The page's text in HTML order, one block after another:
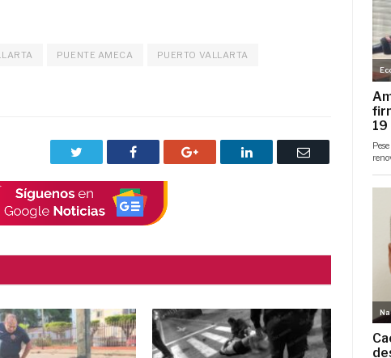
PUENTE AMECA PUERTO VALLARTA
Facebook Google+ LinkedIn
Correo